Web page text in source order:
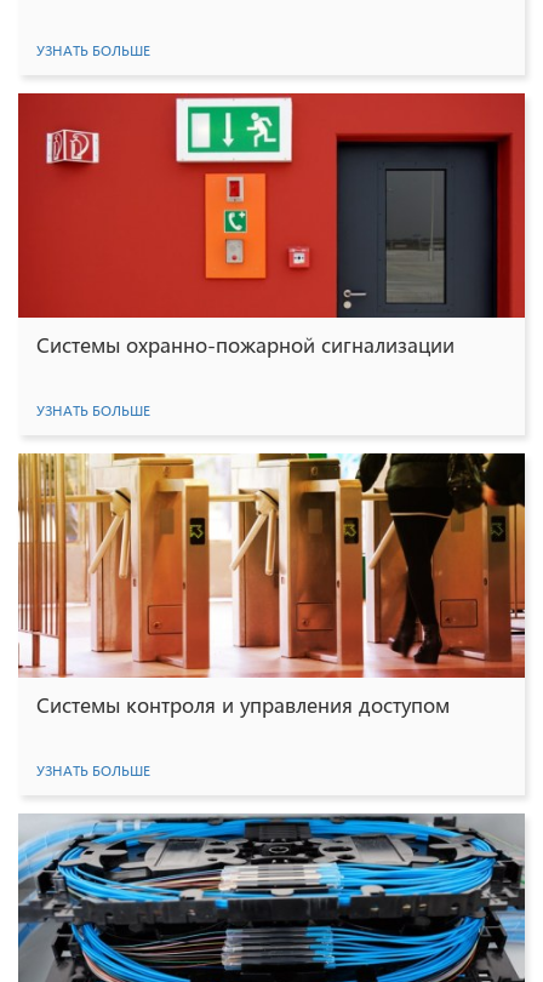
УЗНАТЬ БОЛЬШЕ
Системы охранно-пожарной сигнализации
УЗНАТЬ БОЛЬШЕ
Системы контроля и управления доступом
УЗНАТЬ БОЛЬШЕ